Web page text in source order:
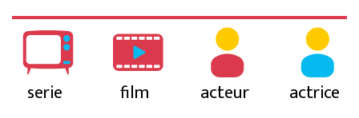
serie film acteur actrice